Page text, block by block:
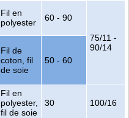
Fil en
polyester
60 - 90
75/11 -
90/14
Fil de
coton, fil
de soie
50 - 60
Fil en
polyester,
fil de soie
30 100/16